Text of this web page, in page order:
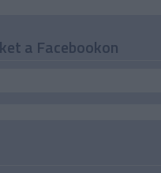
a Facebookon